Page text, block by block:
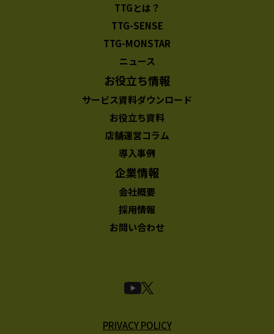
TTGとは？
TTG-SENSE
TTG-MONSTAR
ニュース
お役立ち情報
サービス資料ダウンロード
お役立ち資料
店舗運営コラム
導入事例
企業情報
会社概要
採用情報
お問い合わせ
PRIVACY POLICY